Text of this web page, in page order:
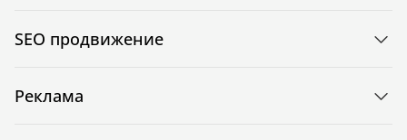
SEO продвижение
Реклама